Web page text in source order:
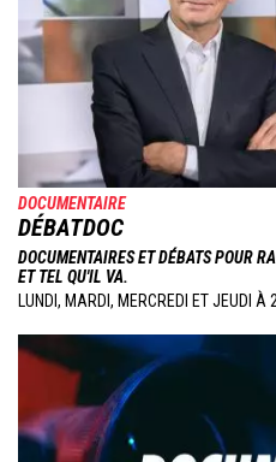
DOCUMENTAIRE
DÉBATDOC
DOCUMENTAIRES ET DÉBATS POUR
ET TEL QU'IL VA.
LUNDI, MARDI, MERCREDI ET JEUDI À
Image